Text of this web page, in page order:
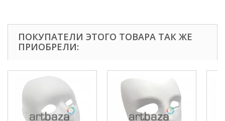
ПОКУПАТЕЛИ ЭТОГО ТОВАРА ТАК ЖЕ
ПРИОБРЕЛИ: